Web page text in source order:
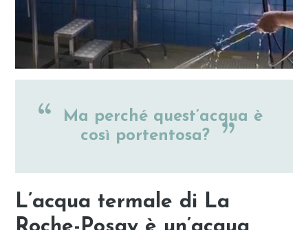
Ma perché quest’acqua è
così portentosa?
L’acqua termale di La